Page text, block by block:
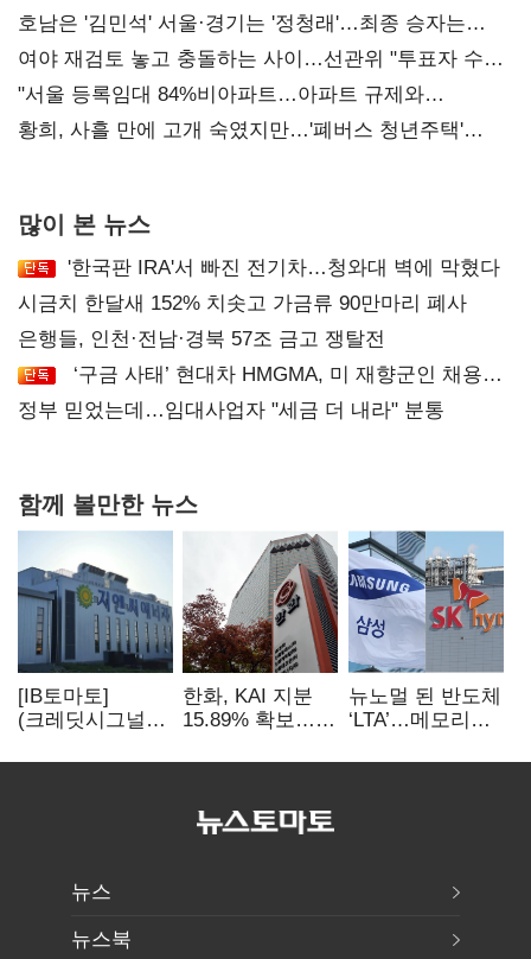
52시간까지 '뇌관'
호남은 '김민석' 서울·경기는 '정청래'…최종 승자는
'안갯속'
여야 재검토 놓고 충돌하는 사이…선관위 "투표자 수
오차 당연"
"서울 등록임대 84%비아파트…아파트 규제와
달리해야"
황희, 사흘 만에 고개 숙였지만…'폐버스 청년주택'
많이 본 뉴스
'한국판 IRA'서 빠진 전기차…청와대 벽에 막혔다
시금치 한달새 152% 치솟고 가금류 90만마리 폐사
은행들, 인천·전남·경북 57조 금고 쟁탈전
‘구금 사태’ 현대차 HMGMA, 미 재향군인 채용
확대로 분위기 반전
정부 믿었는데…임대사업자 "세금 더 내라" 분통
함께 볼만한 뉴스
[IB토마토]
(크레딧시그널)
데이터센터 타고
한화, KAI 지분
15.89% 확보…
신청 예정
뉴노멀 된 반도체
‘LTA’…메모리
54조 선불 계약
뉴스
뉴스북